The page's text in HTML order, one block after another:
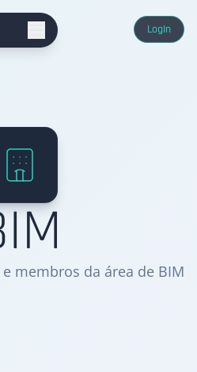
LogIn
membros da área de BIM